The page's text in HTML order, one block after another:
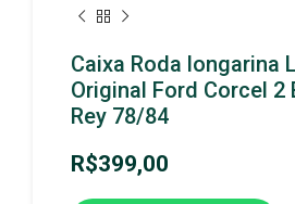
Caixa Roda longarina
Original Ford Corcel 2
Rey 78/84
R$399,00